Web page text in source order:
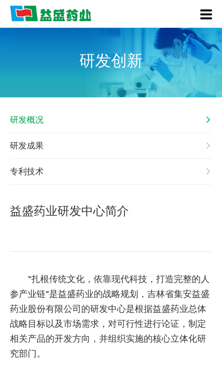
研发创新
研发概况
研发成果
专利技术
益盛药业研发中心简介
“扎根传统文化，依靠现代科技，打造完整的人
参产业链”是益盛药业的战略规划，吉林省集安益盛
药业股份有限公司的研发中心是根据益盛药业总体
战略目标以及市场需求，对可行性进行论证，制定
相关产品的开发方向，并组织实施的核心立体化研
究部门。